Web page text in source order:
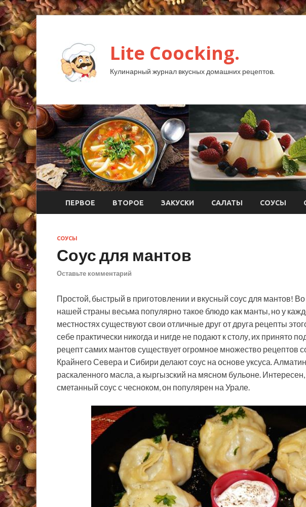
Lite Coocking.
Кулинарный журнал вкусных домашних рецептов.
ПЕРВОЕ ВТОРОЕ ЗАКУСКИ САЛАТЫ СОУСЫ
СОУСЫ
Соус для мантов
Оставьте комментарий
Простой, быстрый в приготовлении и вкусный соус для мантов!
нашей страны весьма популярно такое блюдо как манты, но у
местностях существуют свои отличные друг от друга рецепты
себе практически никогда и нигде не подают к столу, их принято
рецепт самих мантов существует огромное множество рецептов
Крайнего Севера и Сибири делают соус на основе уксуса.
раскаленного масла, а кыргызский на мясном бульоне.
сметанный соус с чесноком, он популярен на Урале.